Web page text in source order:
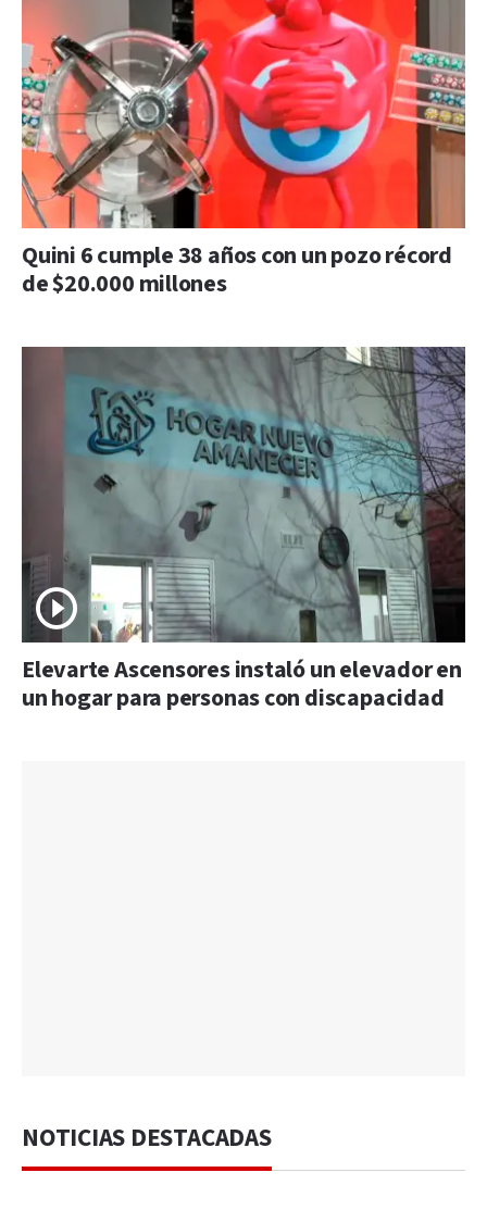
Quini 6 cumple 38 años con un pozo récord
de $20.000 millones
Elevarte Ascensores instaló un elevador en
un hogar para personas con discapacidad
NOTICIAS DESTACADAS